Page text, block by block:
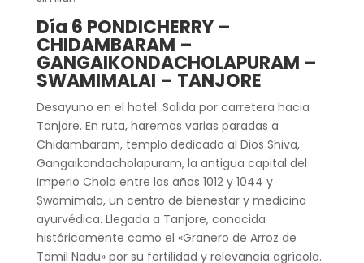
Día 6 PONDICHERRY–
CHIDAMBARAM –
GANGAIKONDACHOLAPURAM –
SWAMIMALAI – TANJORE
Desayuno en el hotel. Salida por carretera hacia
Tanjore. En ruta, haremos varias paradas a
Chidambaram, templo dedicado al Dios Shiva,
Gangaikondacholapuram, la antigua capital del
Imperio Chola entre los años 1012 y 1044 y
Swamimala, un centro de bienestar y medicina
ayurvédica. Llegada a Tanjore, conocida
históricamente como el «Granero de Arroz de
Tamil Nadu» por su fertilidad y relevancia agrícola.